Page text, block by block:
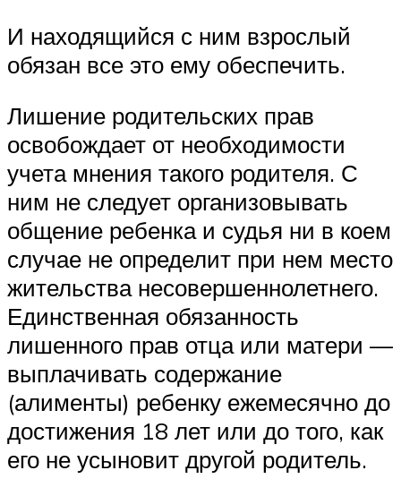
И находящийся с ним взрослый
обязан все это ему обеспечить.
Лишение родительских прав
освобождает от необходимости
учета мнения такого родителя. С
ним не следует организовывать
общение ребенка и судья ни в коем
случае не определит при нем место
жительства несовершеннолетнего.
Единственная обязанность
лишенного прав отца или матери —
выплачивать содержание
(алименты) ребенку ежемесячно до
достижения 18 лет или до того, как
его не усыновит другой родитель.